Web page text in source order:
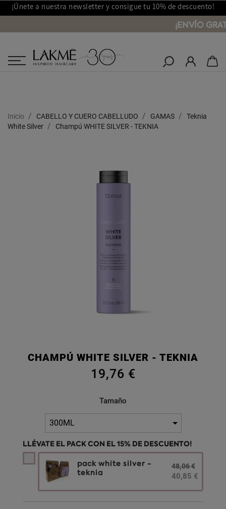
¡Únete a nuestra newsletter y consigue tu 10% de descuento!
¡ENVÍO
Salones Lakmé
Inicio CABELLO Y CUERO CABELLUDO GAMAS
Teknia
White Silver
Champú WHITE SILVER - TEKNIA
CHAMPÚ WHITE SILVER - TEKNIA
19,76 €
Tamaño
LLÉVATE EL PACK CON EL 15% DE DESCUENTO!
pack white silver -
teknia
48,06 €
40,85 €